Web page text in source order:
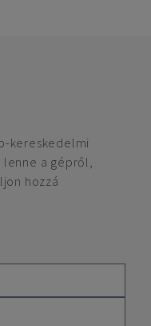
kereskedelmi
lenne a gépről,
hozzá